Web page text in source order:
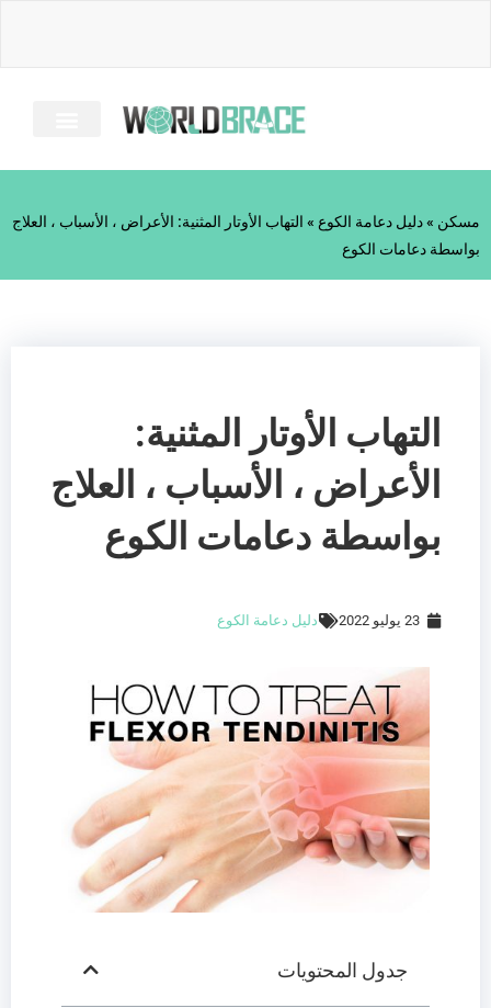
مسكن »دليل دعامة الكوع » التهاب الأوتار المثنية: الأعراض ، الأسباب ، العلاج
بواسطة دعامات الكوع
التهاب الأوتار المثنية:
الأعراض ، الأسباب ، العلاج
بواسطة دعامات الكوع
23 يوليو 2022 دليل دعامة الكوع
جدول المحتويات